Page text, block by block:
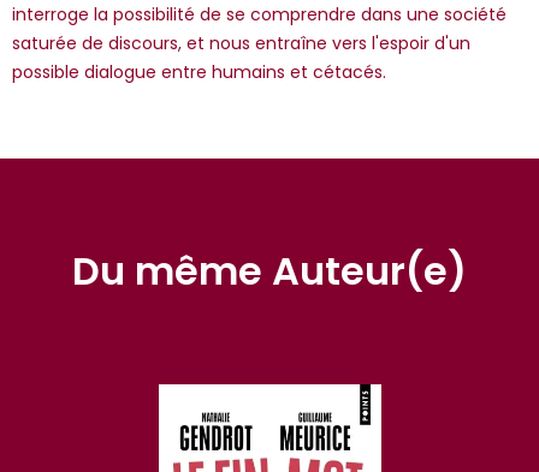
interroge la possibilité de se comprendre dans une société
saturée de discours, et nous entraîne vers l'espoir d'un
possible dialogue entre humains et cétacés.
Du même Auteur(e)